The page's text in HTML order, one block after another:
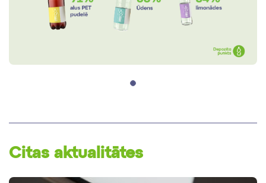
Citas aktualitātes